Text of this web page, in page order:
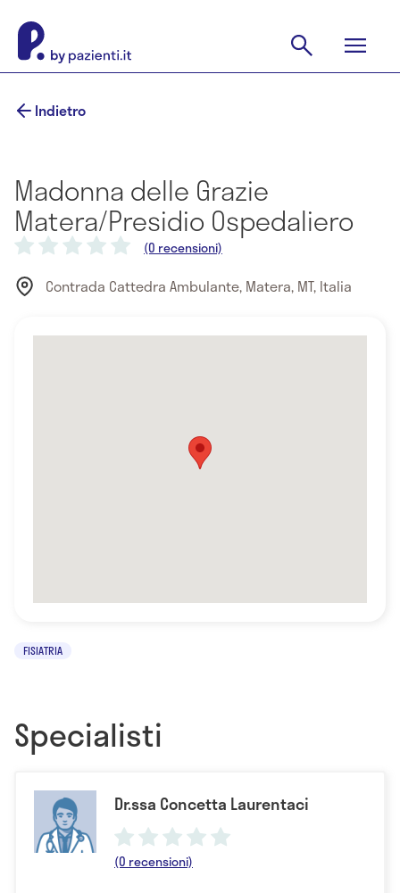
Indietro
Madonna delle Grazie
Matera/Presidio Ospedaliero
(0 recensioni)
Contrada Cattedra Ambulante, Matera, MT, Italia
FISIATRIA
Specialisti
Dr.ssa Concetta Laurentaci
(0 recensioni)